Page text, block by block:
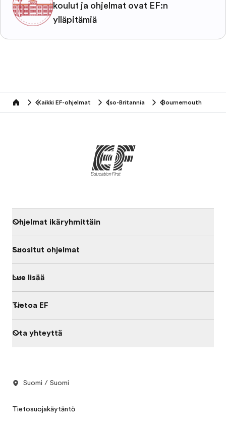
koulut ja ohjelmat ovat EF:n
ylläpitämiä
home Kaikki EF-ohjelmat Iso-Britannia Bournemouth
Ohjelmat ikäryhmittäin
Suositut ohjelmat
Lue lisää
Tietoa EF
Ota yhteyttä
Suomi / Suomi
Tietosuojakäytäntö